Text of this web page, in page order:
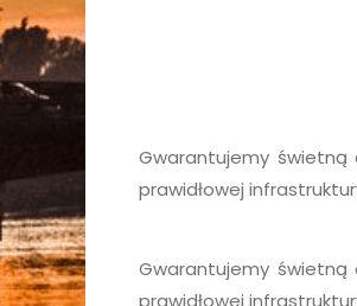
Gwarantujemy
prawidłowej
Gwarantujemy
prawidłowej